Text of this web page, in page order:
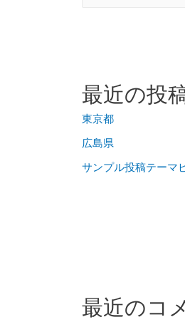
最近の投
東京都
広島県
サンプル投稿テーマ
最近のコ